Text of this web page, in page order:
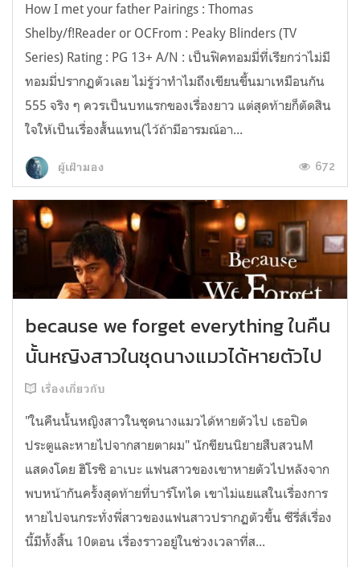
How I met your father Pairings : Thomas
Shelby/f!Reader or OCFrom : Peaky Blinders (TV
Series) Rating : PG 13+ A/N : เป็นฟิคทอมมี่ที่เรียกว่าไม่มี
ทอมมี่ปรากฏตัวเลย ไม่รู้ว่าทำไมถึงเขียนขึ้นมาเหมือนกัน
555 จริง ๆ ควรเป็นบทแรกของเรื่องยาว แต่สุดท้ายก็ตัดสิน
ใจให้เป็นเรื่องสั้นแทน(ไว้ถ้ามีอารมณ์อา...
ผู้เฝ้ามอง 672
because we forget everything ในคืน
นั้นหญิงสาวในชุดนางแมวได้หายตัวไป
เรื่องเกี่ยวกับ
"ในคืนนั้นหญิงสาวในชุดนางแมวได้หายตัวไป เธอปิด
ประตูและหายไปจากสายตาผม" นักขียนนิยายสืบสวนM
แสดงโดย ฮิโรชิ อาเบะ แฟนสาวของเขาหายตัวไปหลังจาก
พบหน้ากันครั้งสุดท้ายที่บาร์โทได เขาไม่แยแสในเรื่องการ
หายไปจนกระทั่งพี่สาวของแฟนสาวปรากฏตัวขึ้น ซีรี่ส์เรื่อง
นี้มีทั้งสิ้น 10ตอน เรื่องราวอยู่ในช่วงเวลาที่ส...